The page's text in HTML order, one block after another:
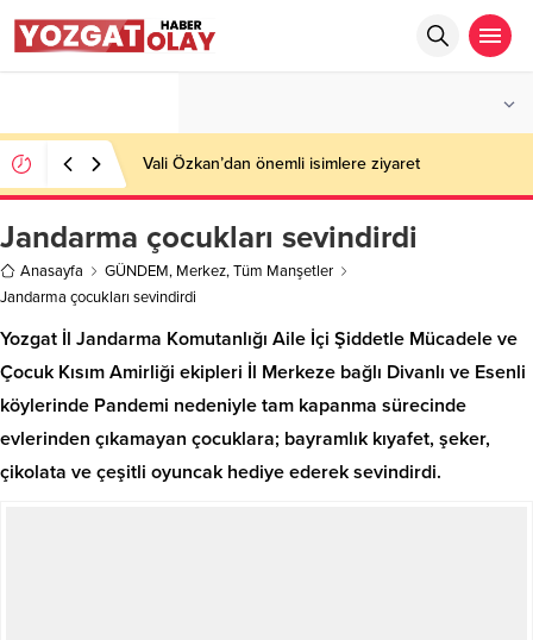
Vali Özkan’dan önemli isimlere ziyaret
Jandarma çocukları sevindirdi
Anasayfa GÜNDEM, Merkez,Tüm Manşetler
Jandarma çocukları sevindirdi
Yozgat İl Jandarma Komutanlığı Aile İçi Şiddetle Mücadele ve
Çocuk Kısım Amirliği ekipleri İl Merkeze bağlı Divanlı ve Esenli
köylerinde Pandemi nedeniyle tam kapanma sürecinde
evlerinden çıkamayan çocuklara; bayramlık kıyafet, şeker,
çikolata ve çeşitli oyuncak hediye ederek sevindirdi.